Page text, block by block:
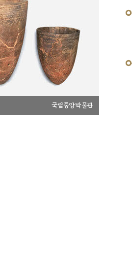
국립중앙박물관